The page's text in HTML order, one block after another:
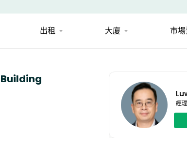
出租 大廈 市
Building
經理